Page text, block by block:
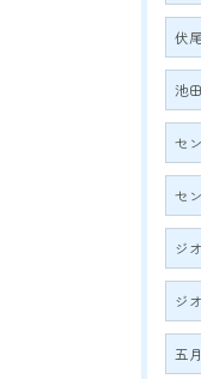
伏
池
セ
セ
ジ
ジ
五